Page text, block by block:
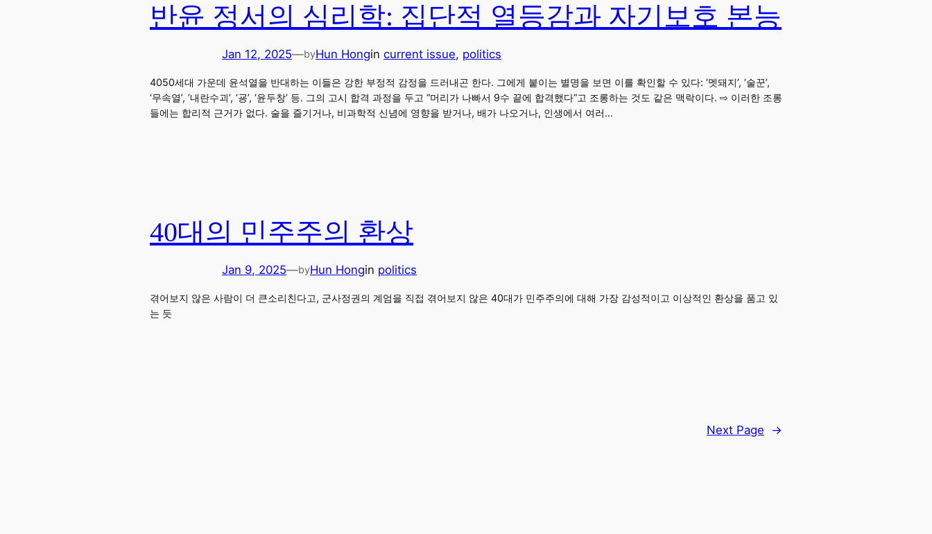
반윤 정서의 심리학: 집단적 열등감과 자기보호 본능
Jan 12, 2025—byHun Hongin current issue, politics
4050세대 가운데 윤석열을 반대하는 이들은 강한 부정적 감정을 드러내곤 한다. 그에게 붙이는 별명을 보면 이를 확인할 수 있다: ‘멧돼지’, ‘술꾼’,
‘무속열’, ‘내란수괴’, ‘굥’, ‘윤두창’ 등. 그의 고시 합격 과정을 두고 “머리가 나빠서 9수 끝에 합격했다”고 조롱하는 것도 같은 맥락이다. ⇨ 이러한 조롱
들에는 합리적 근거가 없다. 술을 즐기거나, 비과학적 신념에 영향을 받거나, 배가 나오거나, 인생에서 여러…
40대의 민주주의 환상
Jan 9, 2025—byHun Hongin politics
겪어보지 않은 사람이 더 큰소리친다고, 군사정권의 계엄을 직접 겪어보지 않은 40대가 민주주의에 대해 가장 감성적이고 이상적인 환상을 품고 있
는 듯
Next Page →